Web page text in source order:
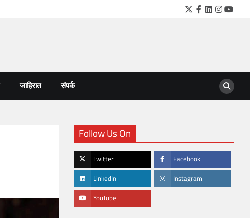
Twitter
Facebook
LinkedIn
जाहिरात संपर्क
Follow Us On
Twitter Facebook
LinkedIn Instagram
YouTube